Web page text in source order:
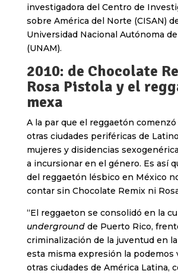
investigadora del Centro de
sobre América del Norte (CISAN)
Universidad Nacional Autónoma
(UNAM).
2010: de Chocolate
Rosa Pistola y el
mexa
A la par que el reggaetón
otras ciudades periféricas de
mujeres y disidencias
a incursionar en el género. Es así
del reggaetón lésbico en México
contar sin Chocolate Remix ni
“El reggaeton se consolidó en la
undergroundde Puerto Rico,
criminalización de la juventud en
esta misma expresión la podemos
otras ciudades de América Latina,